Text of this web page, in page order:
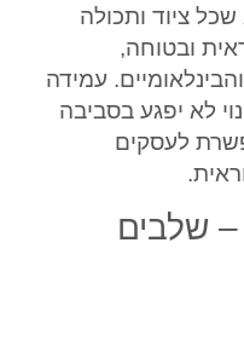
שכל ציוד ותכולה
ובטוחה,
עמידה
לא יפגע בסביבה
לעסקים
– שלבים